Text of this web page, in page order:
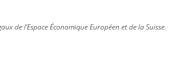
de l’Espace Économique Européen et de la Suisse.